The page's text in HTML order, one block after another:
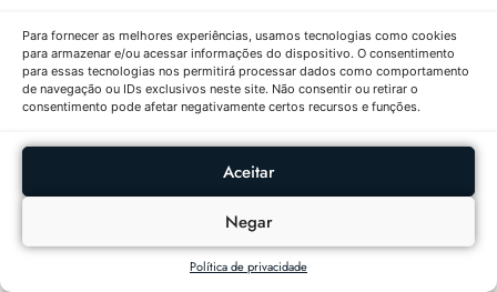
Para fornecer as melhores experiências, usamos tecnologias como cookies
para armazenar e/ou acessar informações do dispositivo. O consentimento
para essas tecnologias nos permitirá processar dados como comportamento
de navegação ou IDs exclusivos neste site. Não consentir ou retirar o
consentimento pode afetar negativamente certos recursos e funções.
Aceitar
Negar
Política de privacidade
PARTICIPACOES S.A. (MRVE3) | R$ 5,17
↓2,08%
Descrição:A MRV encerrou o pregão a R$ 5,17,
volume de 9.123.100 ações negociadas, o papel
entre a mínima de R$ 5,03 e a máxima de R$
5,25. No intervalo de 52 semanas, a ação está
próxima de sua mínima de R$ 4,83, ficando